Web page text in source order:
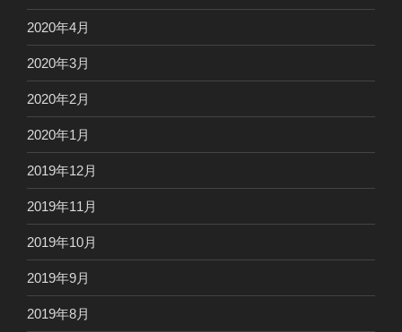
2020年4月
2020年3月
2020年2月
2020年1月
2019年12月
2019年11月
2019年10月
2019年9月
2019年8月